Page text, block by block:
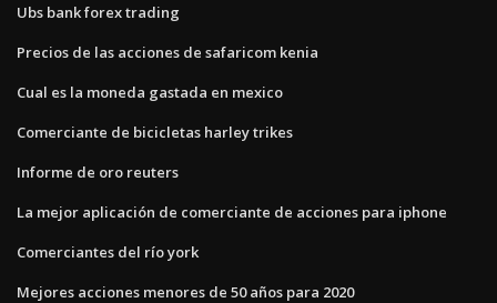
Ubs bank forex trading
Precios de las acciones de safaricom kenia
Cual es la moneda gastada en mexico
Comerciante de bicicletas harley trikes
Informe de oro reuters
La mejor aplicación de comerciante de acciones para iphone
Comerciantes del río york
Mejores acciones menores de 50 años para 2020